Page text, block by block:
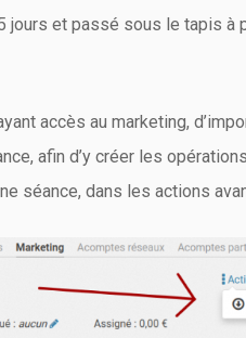
jours et passé sous le tapis à
accès au marketing,
afin d’y créer les
séance, dans les actions